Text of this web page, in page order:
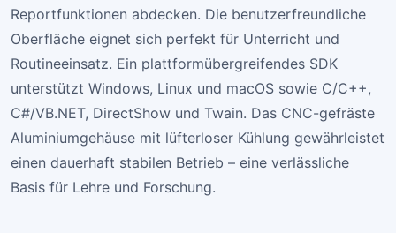
Reportfunktionen abdecken. Die benutzerfreundliche
Oberfläche eignet sich perfekt für Unterricht und
Routineeinsatz. Ein plattformübergreifendes SDK
unterstützt Windows, Linux und macOS sowie C/C++,
C#/VB.NET, DirectShow und Twain. Das CNC-gefräste
Aluminiumgehäuse mit lüfterloser Kühlung gewährleistet
einen dauerhaft stabilen Betrieb – eine verlässliche
Basis für Lehre und Forschung.